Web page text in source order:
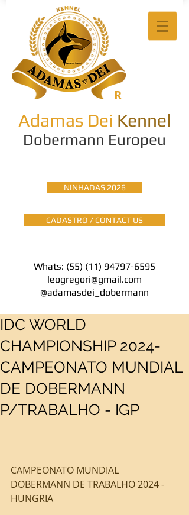
R
Adamas Dei Kennel
Dobermann Europeu
NINHADAS 2026
CADASTRO / CONTACT US
Whats: (55) (11) 94797-6595
leogregori@gmail.com
@adamasdei_dobermann
IDC WORLD
CHAMPIONSHIP 2024-
CAMPEONATO MUNDIAL
DE DOBERMANN
P/TRABALHO - IGP
CAMPEONATO MUNDIAL
DOBERMANN DE TRABALHO 2024 -
HUNGRIA